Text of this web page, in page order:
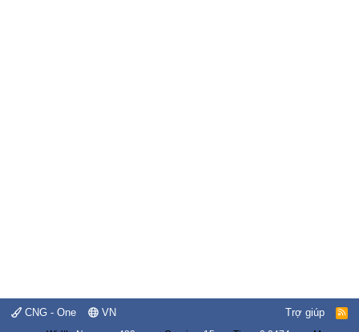
CNG - One VN Trợ giúp
R